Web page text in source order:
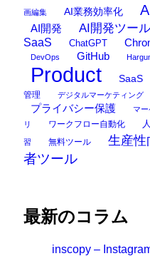
画編集 AI業務効率化
AI開発 AI開発ツール
SaaS
ChatGPT
DevOps GitHub
Product SaaS
管理
デジタルマーケティング
プライバシー保護 マー
リ
ワークフロー自動化
習 無料ツール 生産性
者ツール
最新のコラム
inscopy –